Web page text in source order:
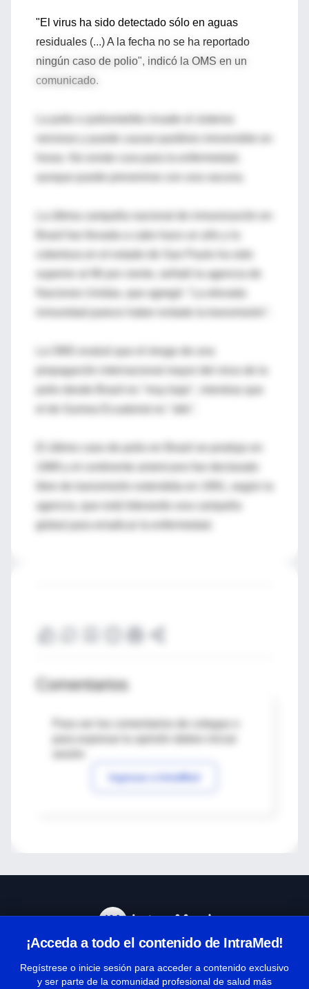
"El virus ha sido detectado sólo en aguas
residuales (...) A la fecha no se ha reportado
ningún caso de polio", indicó la OMS en un
comunicado.
aunque puede prevenirse con una vacuna.
superior al 96 por ciento, señaló la agencia de
Naciones Unidas, que agregó: "La elevada
La OMS evaluó que el riesgo de una
propagación internacional mayor del virus de la
libre de transmisión extendida en 1991, según la
agencia, que está liderando una campaña
Comentarios
Para ver los comentarios de colegas o
Ingresar a IntraMed
¡Acceda a todo el contenido de IntraMed!
Regístrese o inicie sesión para acceder a contenido exclusivo
y ser parte de la comunidad profesional de salud más